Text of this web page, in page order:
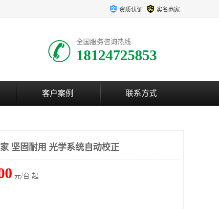
资质认证 实名商家
全国服务咨询热线:
18124725853
客户案例 联系方式
坚固耐用 光学系统自动校正
元/台 起